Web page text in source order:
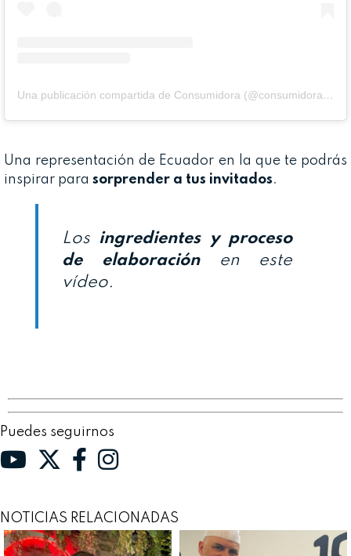
Una publicación compartida de Consumidora (@consumidora_es)
Una representación de Ecuador en la que te podrás
inspirar para sorprender a tus invitados.
Los ingredientes y proceso
de elaboraciónen este
vídeo.
Puedes seguirnos
NOTICIAS RELACIONADAS